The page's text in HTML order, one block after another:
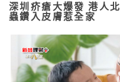
深圳疥瘡大爆發 港人
蟲鑽入皮膚惹全家